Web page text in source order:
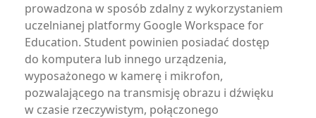
prowadzona w sposób zdalny z wykorzystaniem
uczelnianej platformy Google Workspace for
Education. Student powinien posiadać dostęp
do komputera lub innego urządzenia,
wyposażonego w kamerę i mikrofon,
pozwalającego na transmisję obrazu i dźwięku
w czasie rzeczywistym, połączonego